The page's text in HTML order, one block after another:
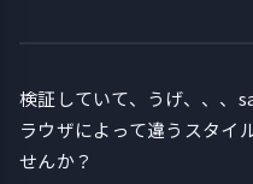
検証していて、うげ、、、
ラウザによって違うスタイ
せんか？